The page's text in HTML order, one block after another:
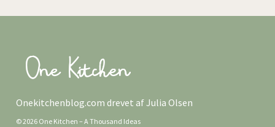
Onekitchenblog.com drevet af Julia Olsen
© 2026 One Kitchen – A Thousand Ideas